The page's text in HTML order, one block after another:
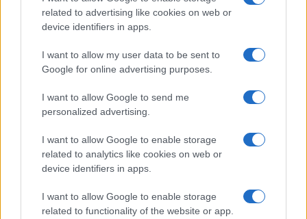
related to advertising like cookies on web or
device identifiers in apps.
I want to allow my user data to be sent to
Google for online advertising purposes.
I want to allow Google to send me
personalized advertising.
I want to allow Google to enable storage
related to analytics like cookies on web or
device identifiers in apps.
I want to allow Google to enable storage
related to functionality of the website or app.
Arrestati cinque agenti della polizia locale di Milano: le
accuse e i dettagli
Alessandro Tassinari · 7 Ago 2026
NEWS